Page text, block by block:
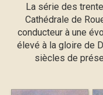
La série des
Cathédrale de
conducteur à une
élevé à la gloire de
siècles de